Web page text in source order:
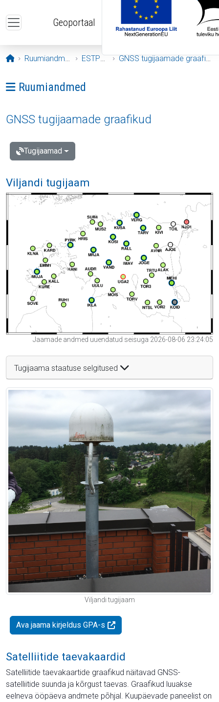
Geoportaal
Avaleht
Ruumiandmed ESTPOS GNSS tugijaamade graafikud
Ava menüü: Ruumiandmed
Ruumiandmed
GNSS tugijaamade graafikud
Tugijaamad
Viljandi tugijaam
Jaamade andmed uuendatud seisuga 2026-08-06 23:24:05
Tugijaama staatuse selgitused
Viljandi tugijaam
Ava jaama kirjeldus GPA-s
Satelliitide taevakaardid
Satelliitide taevakaartide graafikud näitavad GNSS-
satelliitide suunda ja kõrgust taevas. Graafikud luuakse
eelneva ööpäeva andmete põhjal. Kuupäevade paneelist on